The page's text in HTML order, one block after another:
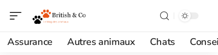
Assurance Autres animaux Chats